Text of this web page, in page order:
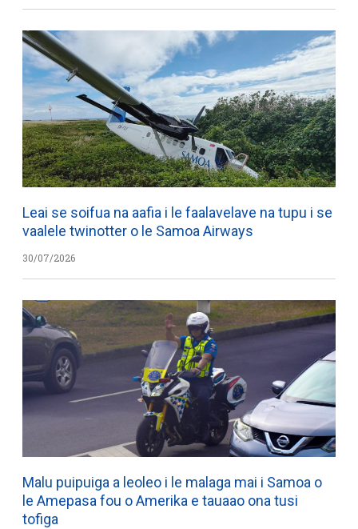
Leai se soifua na aafia i le faalavelave na tupu i se
vaalele twinotter o le Samoa Airways
30/07/2026
Malu puipuiga a leoleo i le malaga mai i Samoa o
le Amepasa fou o Amerika e tauaao ona tusi
tofiga